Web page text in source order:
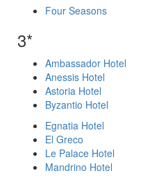
Four Seasons
3*
Ambassador Hotel
Anessis Hotel
Astoria Hotel
Byzantio Hotel
Egnatia Hotel
El Greco
Le Palace Hotel
Mandrino Hotel